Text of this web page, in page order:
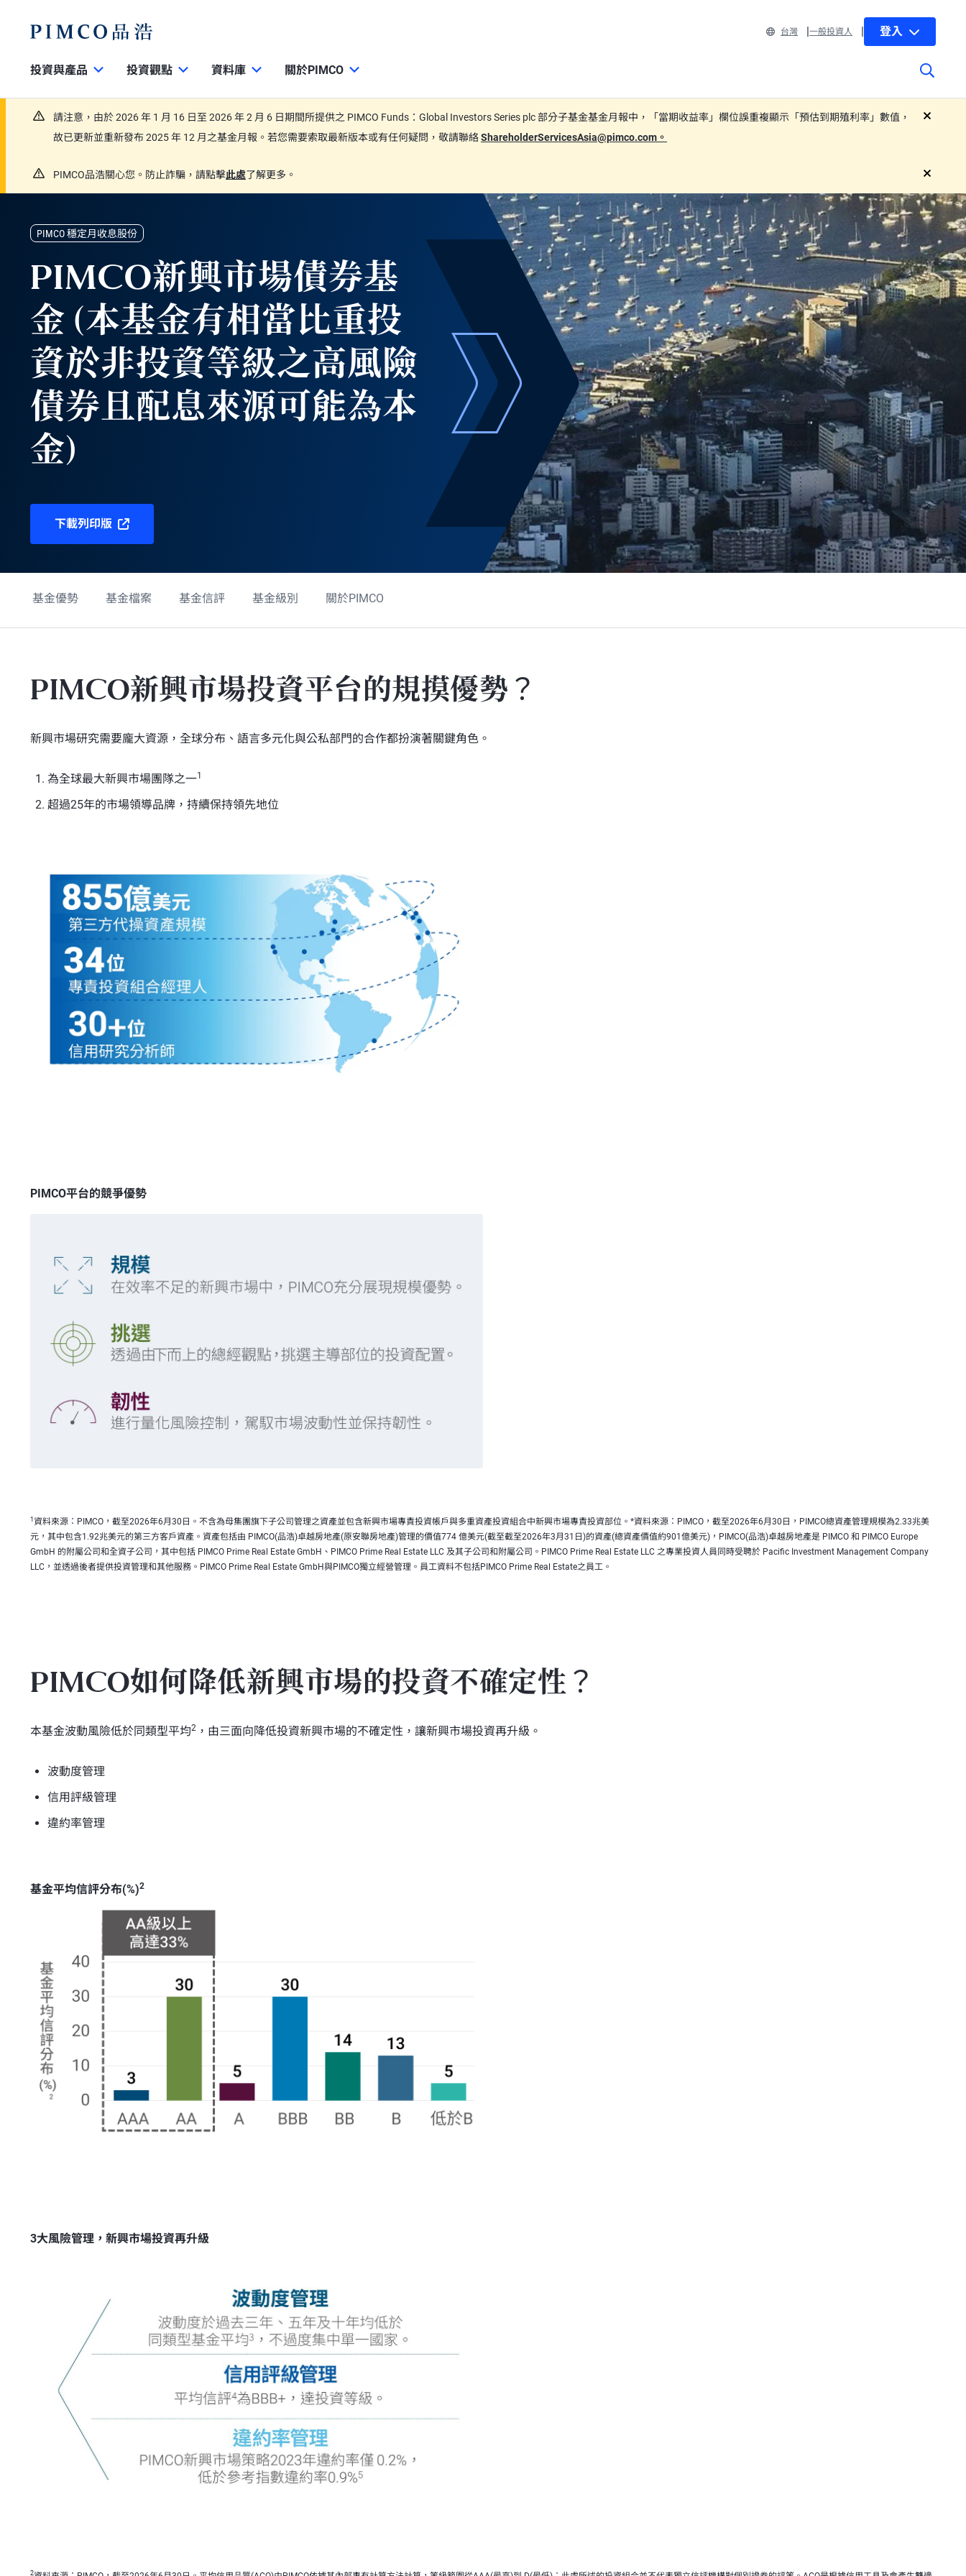
台灣 一般投資人 登入
投資與產品 投資觀點 資料庫 關於PIMCO
請注意，由於 2026 年 1 月 16 日至 2026 年 2 月 6 日期間所提供之 PIMCO Funds：Global Investors Series plc 部分子基金基金月報中，「當期收益率」欄位誤重複顯示「預估到期殖利率」數值，
故已更新並重新發布 2025 年 12 月之基金月報。若您需要索取最新版本或有任何疑問，敬請聯絡ShareholderServicesAsia@pimco.com。
PIMCO品浩關心您。防止詐騙，請點擊此處了解更多。
PIMCO 穩定月收息股份
PIMCO新興市場債券基
金 (本基金有相當比重投
資於非投資等級之高風險
債券且配息來源可能為本
金)
下載列印版
基金優勢 基金檔案 基金信評 基金級別 關於PIMCO
PIMCO新興市場投資平台的規摸優勢？
新興市場研究需要龐大資源，全球分布、語言多元化與公私部門的合作都扮演著關鍵角色。
為全球最大新興市場團隊之一1
超過25年的市場領導品牌，持續保持領先地位
PIMCO平台的競爭優勢
1 資料來源：PIMCO，截至2026年6月30日。不含為母集團旗下子公司管理之資產並包含新興市場專責投資帳戶與多重資產投資組合中新興市場專責投資部位。*資料來源：PIMCO，截至2026年6月30日，PIMCO總資產管理規模為2.33兆美
元，其中包含1.92兆美元的第三方客戶資產。資產包括由 PIMCO(品浩)卓越房地產(原安聯房地產)管理的價值774 億美元(截至截至2026年3月31日)的資產(總資產價值約901億美元)，PIMCO(品浩)卓越房地產是 PIMCO 和 PIMCO Europe
GmbH 的附屬公司和全資子公司，其中包括 PIMCO Prime Real Estate GmbH、PIMCO Prime Real Estate LLC 及其子公司和附屬公司。PIMCO Prime Real Estate LLC 之專業投資人員同時受聘於 Pacific Investment Management Company
LLC，並透過後者提供投資管理和其他服務。PIMCO Prime Real Estate GmbH與PIMCO獨立經營管理。員工資料不包括PIMCO Prime Real Estate之員工。
PIMCO如何降低新興市場的投資不確定性？
本基金波動風險低於同類型平均2 ，由三面向降低投資新興市場的不確定性，讓新興市場投資再升級。
波動度管理
信用評級管理
違約率管理
基金平均信評分布(%)2
3大風險管理，新興市場投資再升級
2